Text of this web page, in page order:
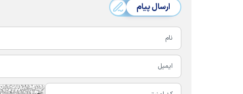
ارسال پیام